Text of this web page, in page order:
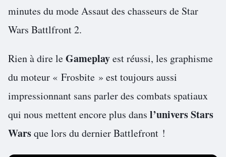
minutes du mode Assaut des chasseurs de Star
Wars Battlfront 2.
Rien à dire leGameplayest réussi, les graphisme
du moteur « Frosbite » est toujours aussi
impressionnant sans parler des combats spatiaux
qui nous mettent encore plus dans l’univers Stars
Warsque lors du dernier Battlefront !